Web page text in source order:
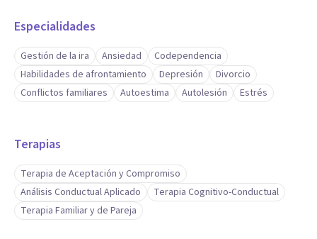
Especialidades
Gestión de la ira Ansiedad
Codependencia
Habilidades de afrontamiento
Depresión
Divorcio
Conflictos familiares
Autoestima Autolesión Estrés
Terapias
Terapia de Aceptación y Compromiso
Análisis Conductual Aplicado
Terapia Cognitivo-Conductual
Terapia Familiar y de Pareja